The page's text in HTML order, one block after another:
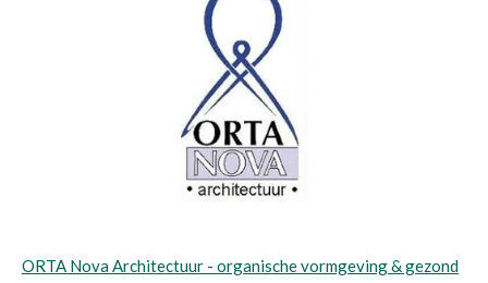
ORTA Nova Architectuur - organische vormgeving & gezond